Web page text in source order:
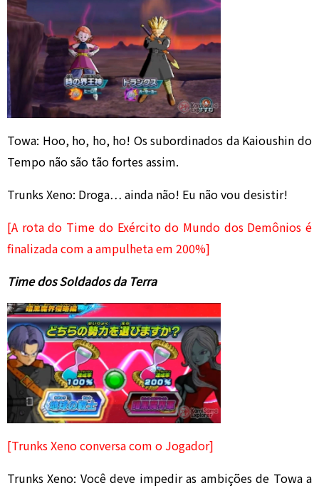
Towa: Hoo, ho, ho, ho! Os subordinados da Kaioushin do
Tempo não são tão fortes assim.
Trunks Xeno: Droga… ainda não! Eu não vou desistir!
[A rota do Time do Exército do Mundo dos Demônios é
finalizada com a ampulheta em 200%]
Time dos Soldados da Terra
[Trunks Xeno conversa com o Jogador]
Trunks Xeno: Você deve impedir as ambições de Towa a